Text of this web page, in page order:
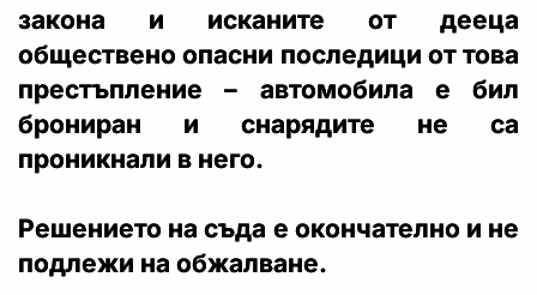
закона и исканите от дееца
обществено опасни последици от това
престъпление – автомобила е бил
брониран и снарядите не са
проникнали в него.
Решението на съда е окончателно и не
подлежи на обжалване.